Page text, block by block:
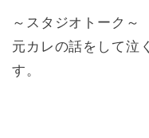
～スタジオトーク～
元カレの話をして泣
す。